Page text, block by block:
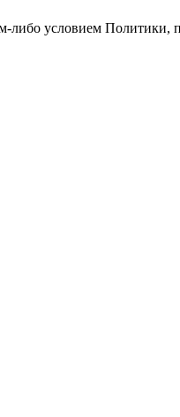
либо условием Политики,